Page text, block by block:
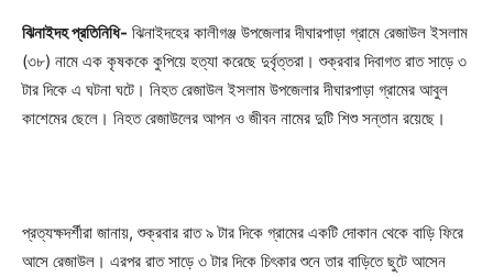
ঝিনাইদহ প্রতিনিধি- ঝিনাইদহের কালীগঞ্জ উপজেলার দীঘারপাড়া গ্রামে রেজাউল ইসলাম
(৩৮) নামে এক কৃষককে কুপিয়ে হত্যা করেছে দুর্বৃত্তরা। শুক্রবার দিবাগত রাত সাড়ে ৩
টার দিকে এ ঘটনা ঘটে। নিহত রেজাউল ইসলাম উপজেলার দীঘারপাড়া গ্রামের আবুল
কাশেমের ছেলে। নিহত রেজাউলের আপন ও জীবন নামের দুটি শিশু সন্তান রয়েছে।
প্রত্যক্ষদর্শীরা জানায়, শুক্রবার রাত ৯ টার দিকে গ্রামের একটি দোকান থেকে বাড়ি ফিরে
আসে রেজাউল। এরপর রাত সাড়ে ৩ টার দিকে চিৎকার শুনে তার বাড়িতে ছুটে আসেন